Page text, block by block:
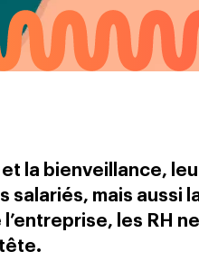
et la bienveillance,
salariés, mais aussi
les RH